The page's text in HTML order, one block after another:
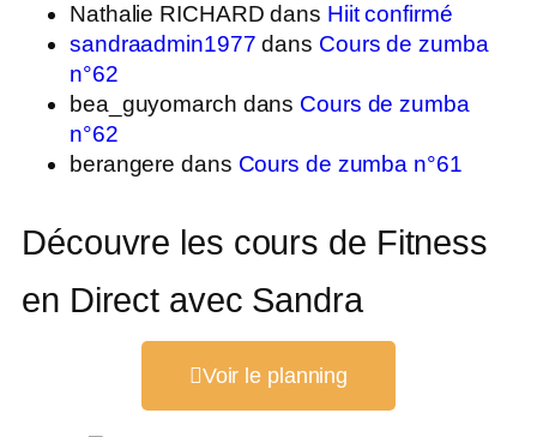
Nathalie RICHARD dans Hiit confirmé
sandraadmin1977 dans Cours de zumba
n°62
bea_guyomarch dans Cours de zumba
n°62
berangere dans Cours de zumba n°61
Découvre les cours de Fitness
en Direct avec Sandra
Voir le planning